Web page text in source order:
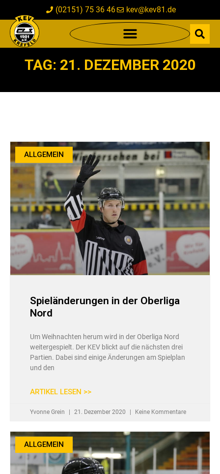
(02151) 75 36 46 kev@kev81.de
TAG: 21. DEZEMBER 2020
ALLGEMEIN
Spieländerungen in der Oberliga
Nord
Um Weihnachten herum wird in der Oberliga Nord
weitergespielt. Der KEV blickt auf die nächsten drei
Partien. Dabei sind einige Änderungen am Spielplan
und den
ARTIKEL LESEN >>
Yvonne Grein 21. Dezember 2020 Keine Kommentare
ALLGEMEIN